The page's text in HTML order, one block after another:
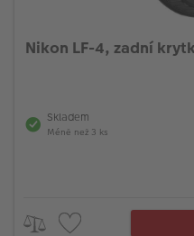
Nikon LF-4, zadní
Skladem
Méně než 3 ks